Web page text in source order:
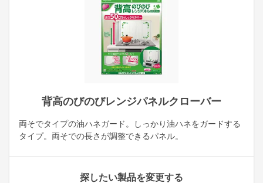
背高のびのびレンジパネルクローバー
両そでタイプの油ハネガード。しっかり油ハネをガードする
タイプ。両そでの長さが調整できるパネル。
探したい製品を変更する